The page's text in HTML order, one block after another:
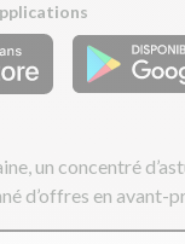
un concentré
d’offres en avant-